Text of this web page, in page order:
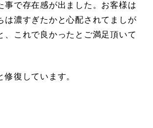
事で存在感が出ました。お客様は
は濃すぎたかと心配されてましが
、これで良かったとご満足頂いて
修復しています。